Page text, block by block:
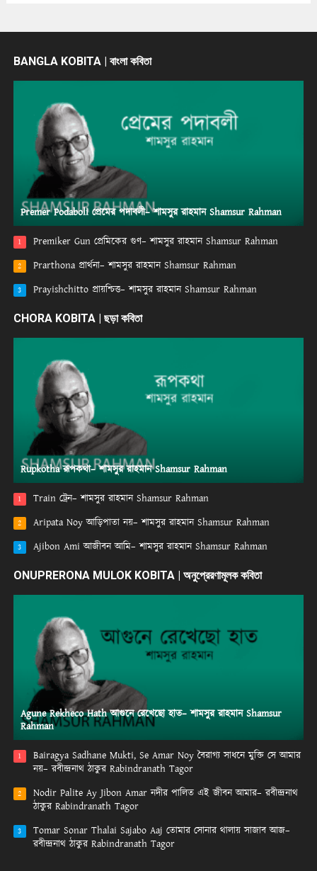
BANGLA KOBITA | বাংলা কবিতা
Premer Podaboli প্রেমের পদাবলী– শামসুর রাহমান Shamsur Rahman
1 Premiker Gun প্রেমিকের গুণ– শামসুর রাহমান Shamsur Rahman
2 Prarthona প্রার্থনা– শামসুর রাহমান Shamsur Rahman
3 Prayishchitto প্রায়শ্চিত্ত– শামসুর রাহমান Shamsur Rahman
CHORA KOBITA | ছড়া কবিতা
Rupkotha রূপকথা– শামসুর রাহমান Shamsur Rahman
1 Train ট্রেন– শামসুর রাহমান Shamsur Rahman
2 Aripata Noy আড়িপাতা নয়– শামসুর রাহমান Shamsur Rahman
3 Ajibon Ami আজীবন আমি– শামসুর রাহমান Shamsur Rahman
ONUPRERONA MULOK KOBITA | অনুপ্রেরণামূলক কবিতা
Agune Rekheco Hath আগুনে রেখেছো হাত– শামসুর রাহমান Shamsur
Rahman
1
Bairagya Sadhane Mukti, Se Amar Noy বৈরাগ্য সাধনে মুক্তি সে আমার
নয়– রবীন্দ্রনাথ ঠাকুর Rabindranath Tagor
2
Nodir Palite Ay Jibon Amar নদীর পালিত এই জীবন আমার– রবীন্দ্রনাথ
ঠাকুর Rabindranath Tagor
3
Tomar Sonar Thalai Sajabo Aaj তোমার সোনার থালায় সাজাব আজ–
রবীন্দ্রনাথ ঠাকুর Rabindranath Tagor